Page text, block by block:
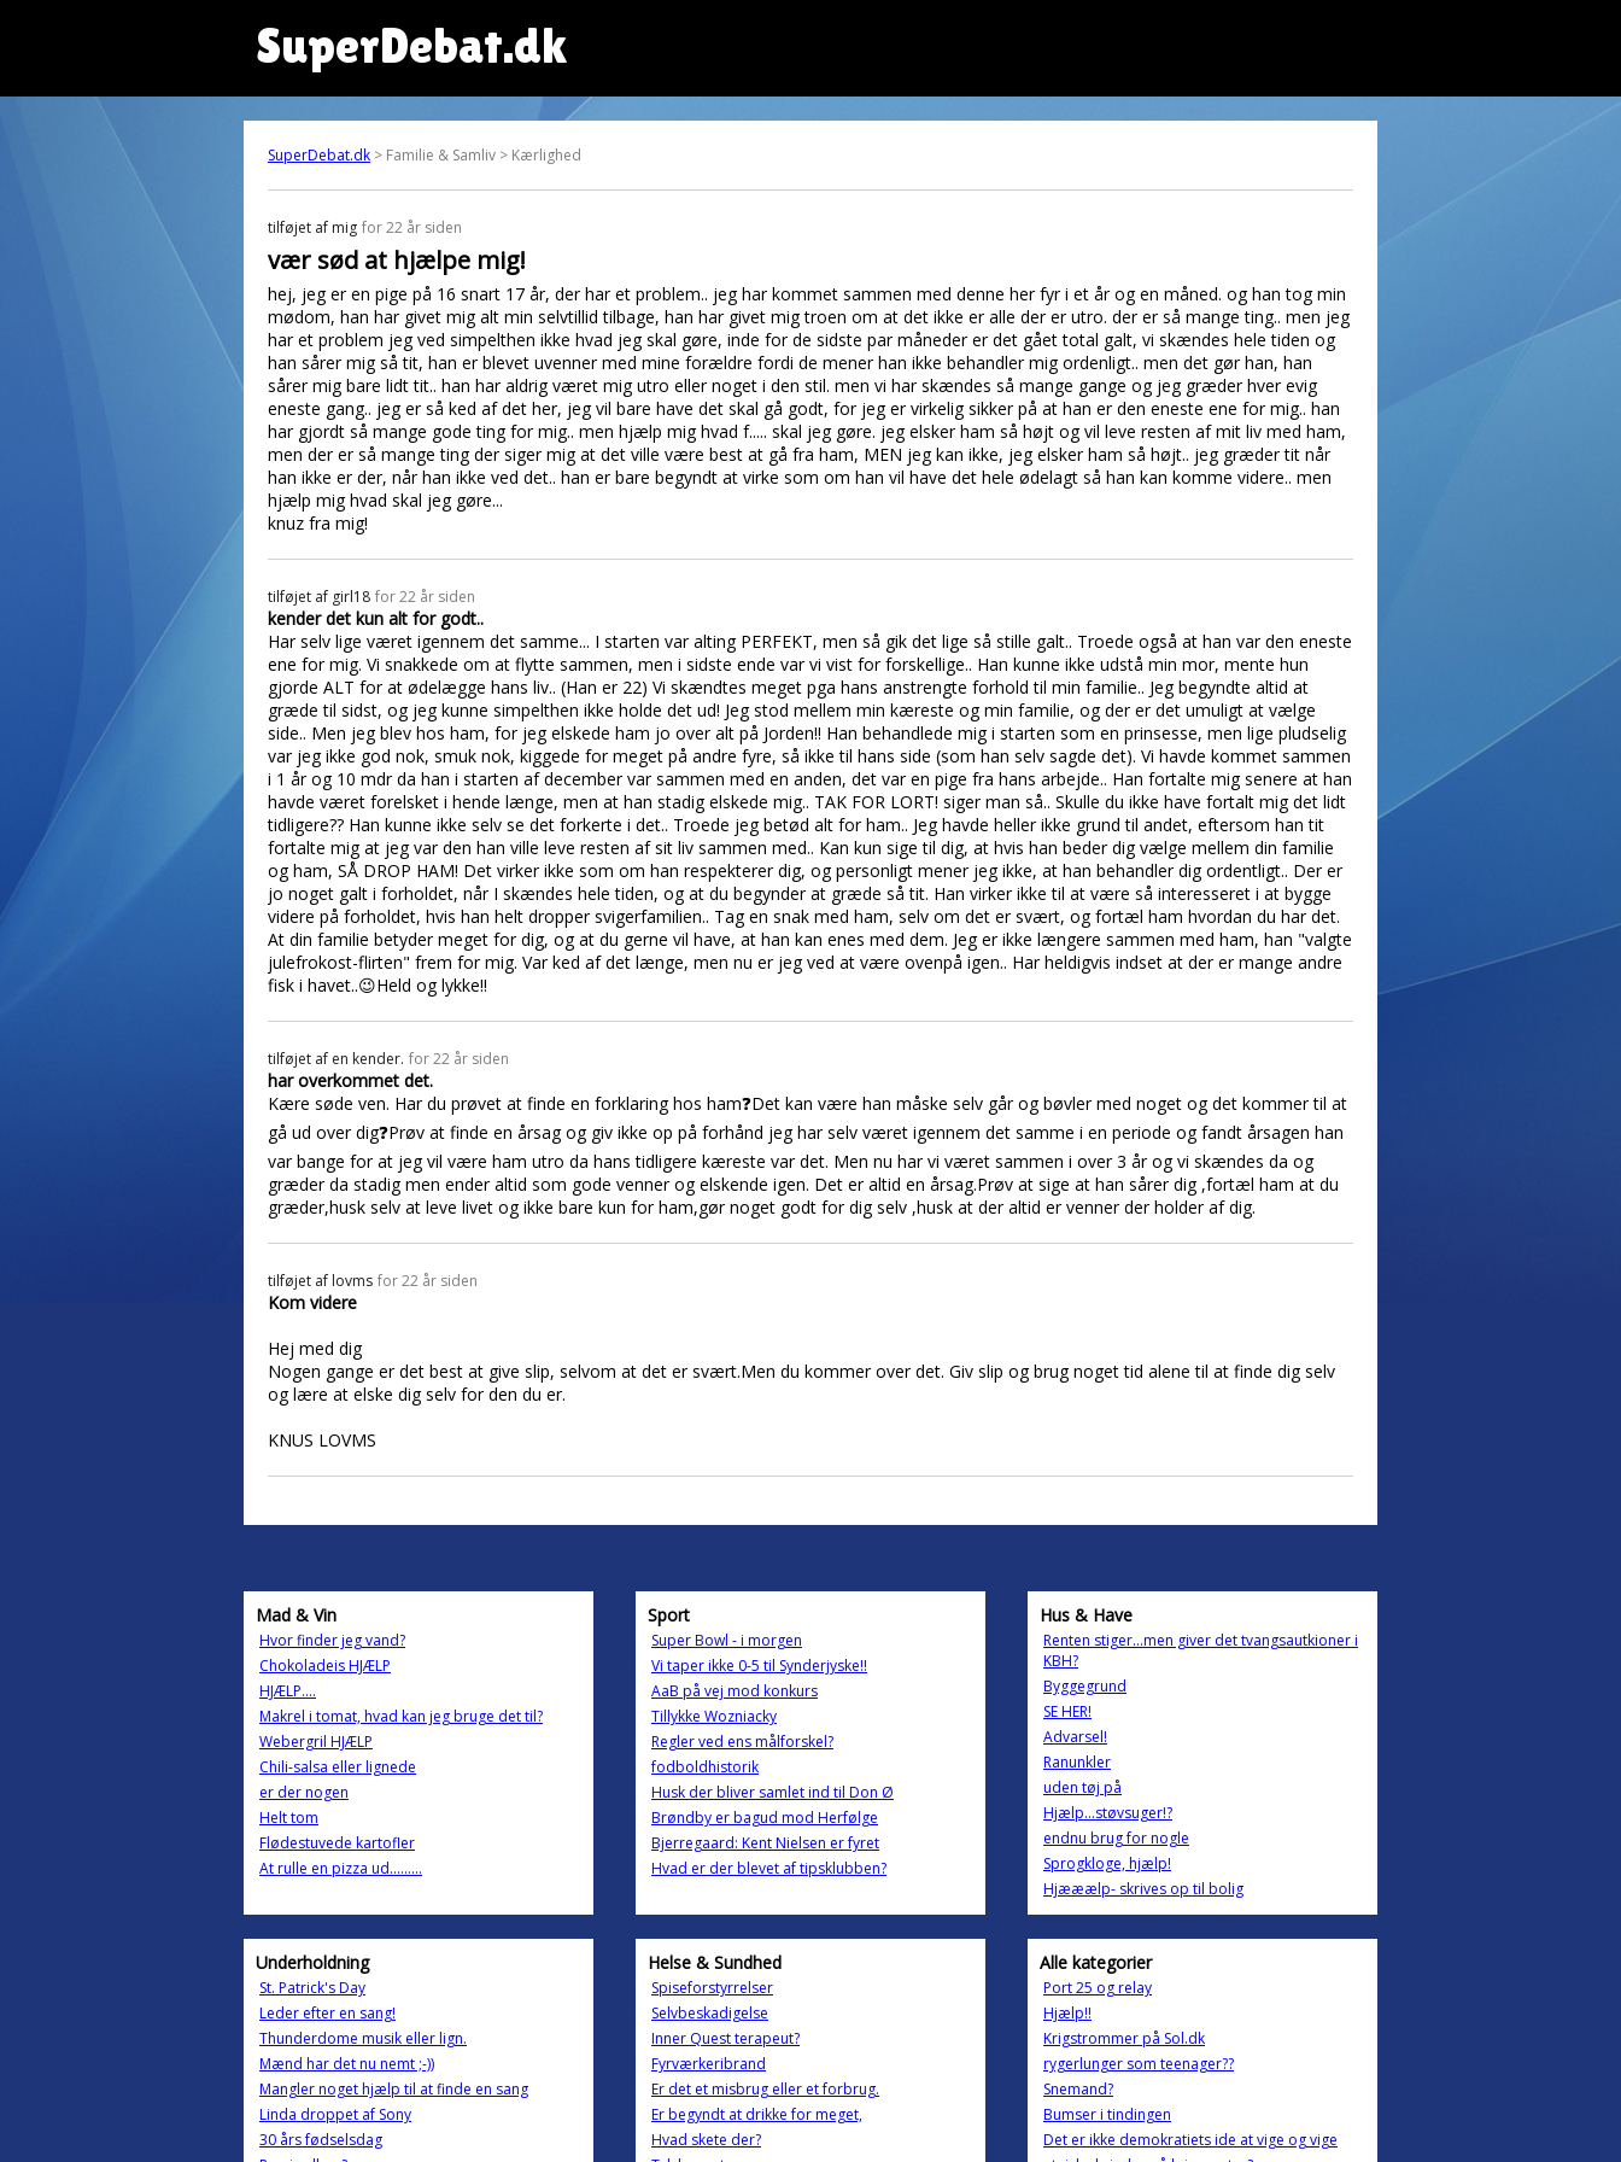
SuperDebat.dk
SuperDebat.dk > Familie & Samliv > Kærlighed
tilføjet af mig for 22 år siden
vær sød at hjælpe mig!
hej, jeg er en pige på 16 snart 17 år, der har et problem.. jeg har kommet sammen med denne her fyr i et år og en måned. og han tog min
mødom, han har givet mig alt min selvtillid tilbage, han har givet mig troen om at det ikke er alle der er utro. der er så mange ting.. men jeg
har et problem jeg ved simpelthen ikke hvad jeg skal gøre, inde for de sidste par måneder er det gået total galt, vi skændes hele tiden og
han sårer mig så tit, han er blevet uvenner med mine forældre fordi de mener han ikke behandler mig ordenligt.. men det gør han, han
sårer mig bare lidt tit.. han har aldrig været mig utro eller noget i den stil. men vi har skændes så mange gange og jeg græder hver evig
eneste gang.. jeg er så ked af det her, jeg vil bare have det skal gå godt, for jeg er virkelig sikker på at han er den eneste ene for mig.. han
har gjordt så mange gode ting for mig.. men hjælp mig hvad f..... skal jeg gøre. jeg elsker ham så højt og vil leve resten af mit liv med ham,
men der er så mange ting der siger mig at det ville være best at gå fra ham, MEN jeg kan ikke, jeg elsker ham så højt.. jeg græder tit når
han ikke er der, når han ikke ved det.. han er bare begyndt at virke som om han vil have det hele ødelagt så han kan komme videre.. men
hjælp mig hvad skal jeg gøre...
knuz fra mig!
tilføjet af girl18 for 22 år siden
kender det kun alt for godt..
Har selv lige været igennem det samme... I starten var alting PERFEKT, men så gik det lige så stille galt.. Troede også at han var den eneste
ene for mig. Vi snakkede om at flytte sammen, men i sidste ende var vi vist for forskellige.. Han kunne ikke udstå min mor, mente hun
gjorde ALT for at ødelægge hans liv.. (Han er 22) Vi skændtes meget pga hans anstrengte forhold til min familie.. Jeg begyndte altid at
græde til sidst, og jeg kunne simpelthen ikke holde det ud! Jeg stod mellem min kæreste og min familie, og der er det umuligt at vælge
side.. Men jeg blev hos ham, for jeg elskede ham jo over alt på Jorden!! Han behandlede mig i starten som en prinsesse, men lige pludselig
var jeg ikke god nok, smuk nok, kiggede for meget på andre fyre, så ikke til hans side (som han selv sagde det). Vi havde kommet sammen
i 1 år og 10 mdr da han i starten af december var sammen med en anden, det var en pige fra hans arbejde.. Han fortalte mig senere at han
havde været forelsket i hende længe, men at han stadig elskede mig.. TAK FOR LORT! siger man så.. Skulle du ikke have fortalt mig det lidt
tidligere?? Han kunne ikke selv se det forkerte i det.. Troede jeg betød alt for ham.. Jeg havde heller ikke grund til andet, eftersom han tit
fortalte mig at jeg var den han ville leve resten af sit liv sammen med.. Kan kun sige til dig, at hvis han beder dig vælge mellem din familie
og ham, SÅ DROP HAM! Det virker ikke som om han respekterer dig, og personligt mener jeg ikke, at han behandler dig ordentligt.. Der er
jo noget galt i forholdet, når I skændes hele tiden, og at du begynder at græde så tit. Han virker ikke til at være så interesseret i at bygge
videre på forholdet, hvis han helt dropper svigerfamilien.. Tag en snak med ham, selv om det er svært, og fortæl ham hvordan du har det.
At din familie betyder meget for dig, og at du gerne vil have, at han kan enes med dem. Jeg er ikke længere sammen med ham, han "valgte
julefrokost-flirten" frem for mig. Var ked af det længe, men nu er jeg ved at være ovenpå igen.. Har heldigvis indset at der er mange andre
fisk i havet..😉Held og lykke!!
tilføjet af en kender. for 22 år siden
har overkommet det.
Kære søde ven. Har du prøvet at finde en forklaring hos ham❓Det kan være han måske selv går og bøvler med noget og det kommer til at
gå ud over dig❓Prøv at finde en årsag og giv ikke op på forhånd jeg har selv været igennem det samme i en periode og fandt årsagen han
var bange for at jeg vil være ham utro da hans tidligere kæreste var det. Men nu har vi været sammen i over 3 år og vi skændes da og
græder da stadig men ender altid som gode venner og elskende igen. Det er altid en årsag.Prøv at sige at han sårer dig ,fortæl ham at du
græder,husk selv at leve livet og ikke bare kun for ham,gør noget godt for dig selv ,husk at der altid er venner der holder af dig.
tilføjet af lovms for 22 år siden
Kom videre
Hej med dig
Nogen gange er det best at give slip, selvom at det er svært.Men du kommer over det. Giv slip og brug noget tid alene til at finde dig selv
og lære at elske dig selv for den du er.
KNUS LOVMS
Mad & Vin
Hvor finder jeg vand?
Chokoladeis HJÆLP
HJÆLP....
Makrel i tomat, hvad kan jeg bruge det til?
Webergril HJÆLP
Chili-salsa eller lignede
er der nogen
Helt tom
Flødestuvede kartofler
At rulle en pizza ud.........
Sport
Super Bowl - i morgen
Vi taper ikke 0-5 til Synderjyske!!
AaB på vej mod konkurs
Tillykke Wozniacky
Regler ved ens målforskel?
fodboldhistorik
Husk der bliver samlet ind til Don Ø
Brøndby er bagud mod Herfølge
Bjerregaard: Kent Nielsen er fyret
Hvad er der blevet af tipsklubben?
Hus & Have
Renten stiger...men giver det tvangsautkioner i
KBH?
Byggegrund
SE HER!
Advarsel!
Ranunkler
uden tøj på
Hjælp...støvsuger!?
endnu brug for nogle
Sprogkloge, hjælp!
Hjææælp- skrives op til bolig
Underholdning
St. Patrick's Day
Leder efter en sang!
Thunderdome musik eller lign.
Mænd har det nu nemt ;-))
Mangler noget hjælp til at finde en sang
Linda droppet af Sony
30 års fødselsdag
Helse & Sundhed
Spiseforstyrrelser
Selvbeskadigelse
Inner Quest terapeut?
Fyrværkeribrand
Er det et misbrug eller et forbrug.
Er begyndt at drikke for meget,
Hvad skete der?
Alle kategorier
Port 25 og relay
Hjælp!!
Krigstrommer på Sol.dk
rygerlunger som teenager??
Snemand?
Bumser i tindingen
Det er ikke demokratiets ide at vige og vige